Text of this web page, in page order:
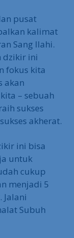
pusat
kalimat
Sang Ilahi.
dzikir ini
fokus kita
akan
– sebuah
sukses
akherat.
ini bisa
untuk
cukup
menjadi 5
Subuh